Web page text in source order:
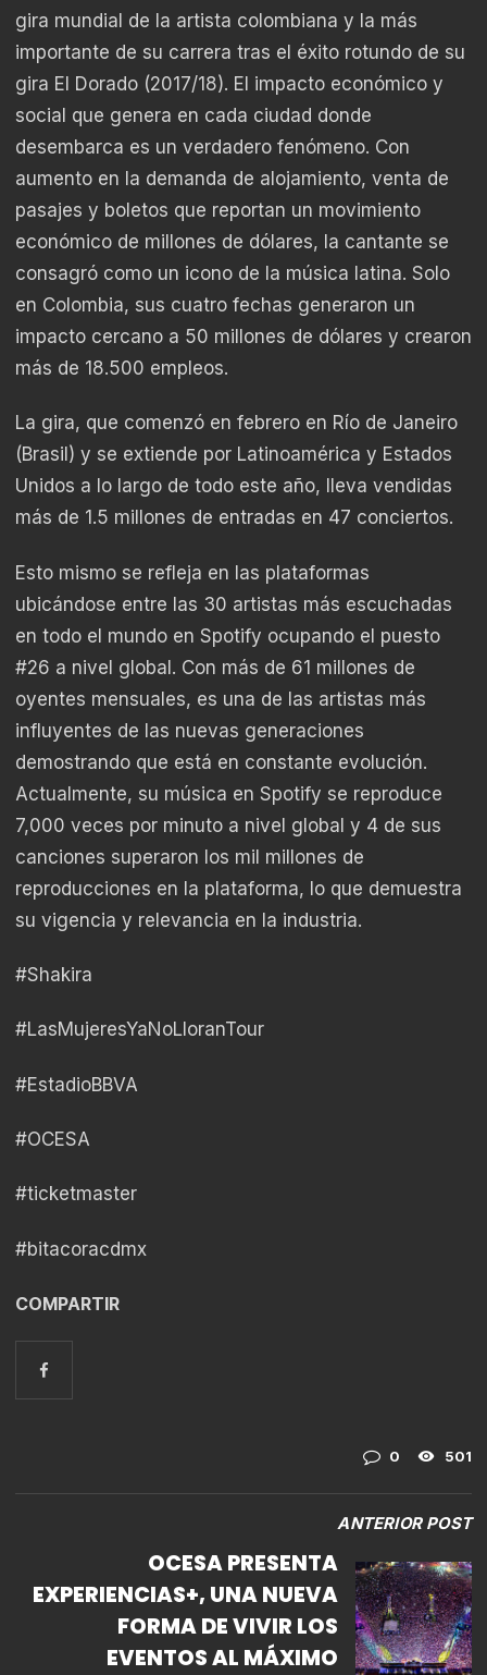
gira mundial de la artista colombiana y la más
importante de su carrera tras el éxito rotundo de su
gira El Dorado (2017/18). El impacto económico y
social que genera en cada ciudad donde
desembarca es un verdadero fenómeno. Con
aumento en la demanda de alojamiento, venta de
pasajes y boletos que reportan un movimiento
económico de millones de dólares, la cantante se
consagró como un icono de la música latina. Solo
en Colombia, sus cuatro fechas generaron un
impacto cercano a 50 millones de dólares y crearon
más de 18.500 empleos.
La gira, que comenzó en febrero en Río de Janeiro
(Brasil) y se extiende por Latinoamérica y Estados
Unidos a lo largo de todo este año, lleva vendidas
más de 1.5 millones de entradas en 47 conciertos.
Esto mismo se refleja en las plataformas
ubicándose entre las 30 artistas más escuchadas
en todo el mundo en Spotify ocupando el puesto
#26 a nivel global. Con más de 61 millones de
oyentes mensuales, es una de las artistas más
influyentes de las nuevas generaciones
demostrando que está en constante evolución.
Actualmente, su música en Spotify se reproduce
7,000 veces por minuto a nivel global y 4 de sus
canciones superaron los mil millones de
reproducciones en la plataforma, lo que demuestra
su vigencia y relevancia en la industria.
#Shakira
#LasMujeresYaNoLloranTour
#EstadioBBVA
#OCESA
#ticketmaster
#bitacoracdmx
COMPARTIR
0 501
ANTERIOR POST
OCESA PRESENTA
EXPERIENCIAS+, UNA NUEVA
FORMA DE VIVIR LOS
EVENTOS AL MÁXIMO